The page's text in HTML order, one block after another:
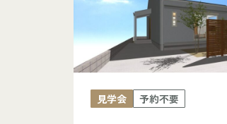
見学会 予約不要